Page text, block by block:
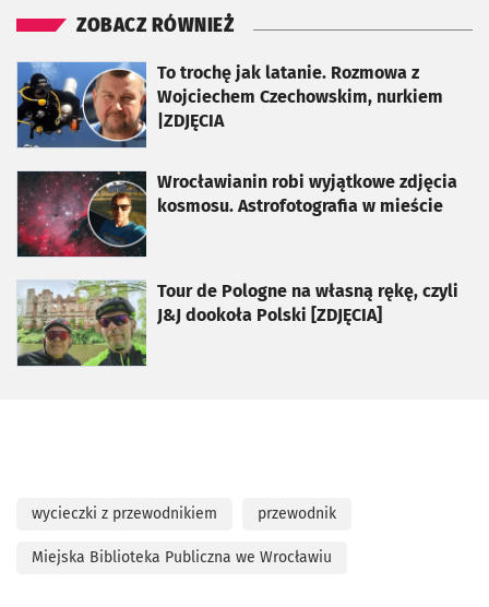
ZOBACZ RÓWNIEŻ
To trochę jak latanie. Rozmowa z
Wojciechem Czechowskim, nurkiem
|ZDJĘCIA
otworzy się w nowej karcie
Wrocławianin robi wyjątkowe zdjęcia
kosmosu. Astrofotografia w mieście
otworzy się w nowej karcie
Tour de Pologne na własną rękę, czyli
J&J dookoła Polski [ZDJĘCIA]
otworzy się w nowej karcie
wycieczki z przewodnikiem przewodnik
Miejska Biblioteka Publiczna we Wrocławiu